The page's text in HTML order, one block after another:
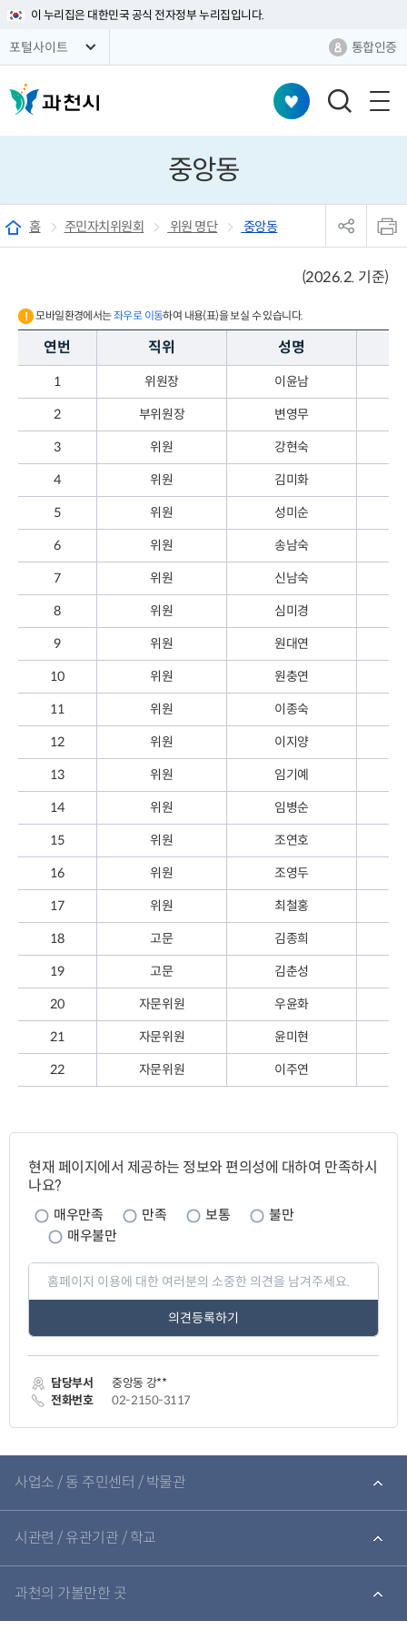
이 누리집은 대한민국 공식 전자정부 누리집입니다.
포털사이트 통합인증
검
중앙동
홈 주민자치위원회 위원 명단 중앙동
sns
공
스
트
본
문
(2026.2. 기준)
모바일환경에서는좌우로 이동하여 내용(표)을 보실 수 있습니다.
연번 직위 성명
1 위원장 이윤남
2
부위원장 변영무
3
위원 강현숙
4
위원 김미화
5
위원 성미순
6
위원 송남숙
7
위원 신남숙
8
위원 심미경
9
위원 원대연
10
위원 원충연
11
위원 이종숙
12
위원 이지양
13
위원 임기예
14
위원 임병순
15
위원 조연호
16
위원 조영두
17
위원 최철홍
18
고문 김종희
19
고문 김춘성
20
자문위원 우윤화
21
자문위원 윤미현
22
자문위원 이주연
이
지
만
족
도
현재 페이지에서 제공하는 정보와 편의성에 대하여 만족하시
나요?
매우만족 만족 보통
불만
매우불만
페
지
도
평
입
력
담당부서
중앙동 강**
전화번호
02-2150-3117
관
기
사업소 / 동 주민센터 / 박물관
시관련 / 유관기관 / 학교
과천의 가볼만한 곳